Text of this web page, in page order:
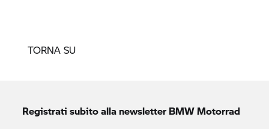
TORNA SU
Registrati subito alla newsletterBMW Motorrad